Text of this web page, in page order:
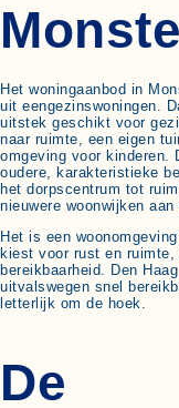
Het woningaanbod in
uit eengezinswoningen.
uitstek geschikt voor
naar ruimte, een eigen
omgeving voor kinderen.
oudere, karakteristieke
het dorpscentrum tot
nieuwere woonwijken
Het is een
kiest voor rust en
bereikbaarheid. Den
uitvalswegen snel
letterlijk om de hoek.
De